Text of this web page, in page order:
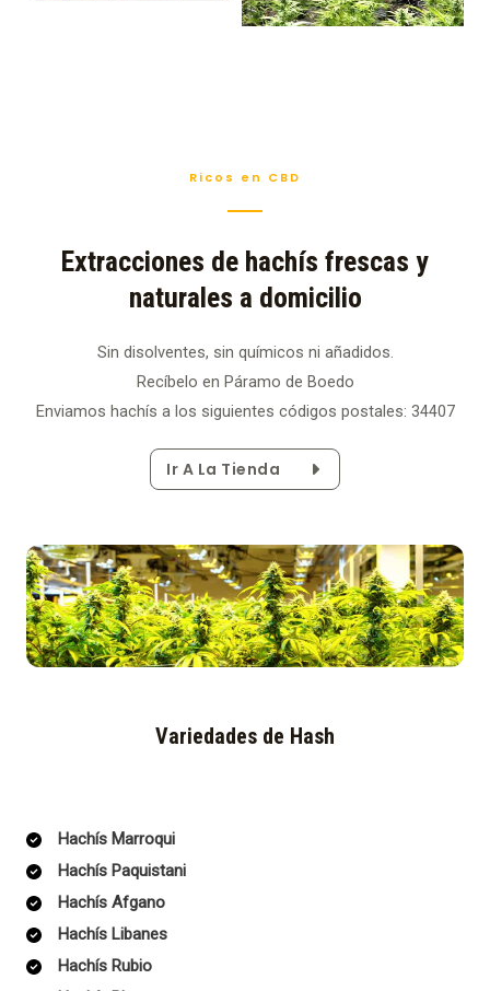
Ricos en CBD
Extracciones de hachís frescas y
naturales a domicilio
Sin disolventes, sin químicos ni añadidos.
Recíbelo en Páramo de Boedo
Enviamos hachís a los siguientes códigos postales: 34407
Ir A La Tienda
Variedades de Hash
Hachís Marroqui
Hachís Paquistani
Hachís Afgano
Hachís Libanes
Hachís Rubio